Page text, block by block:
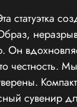
статуэтка
Он
честность.
сувенир